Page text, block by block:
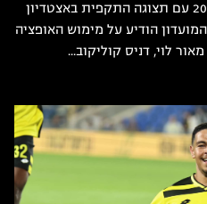
היהלומים סיימו את עונת 2025/26 עם תצוגה התקפית באצטדיון
הודיע על מימוש האופציה
לוי, דניס קוליקוב...